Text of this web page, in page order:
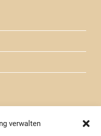
verwalten